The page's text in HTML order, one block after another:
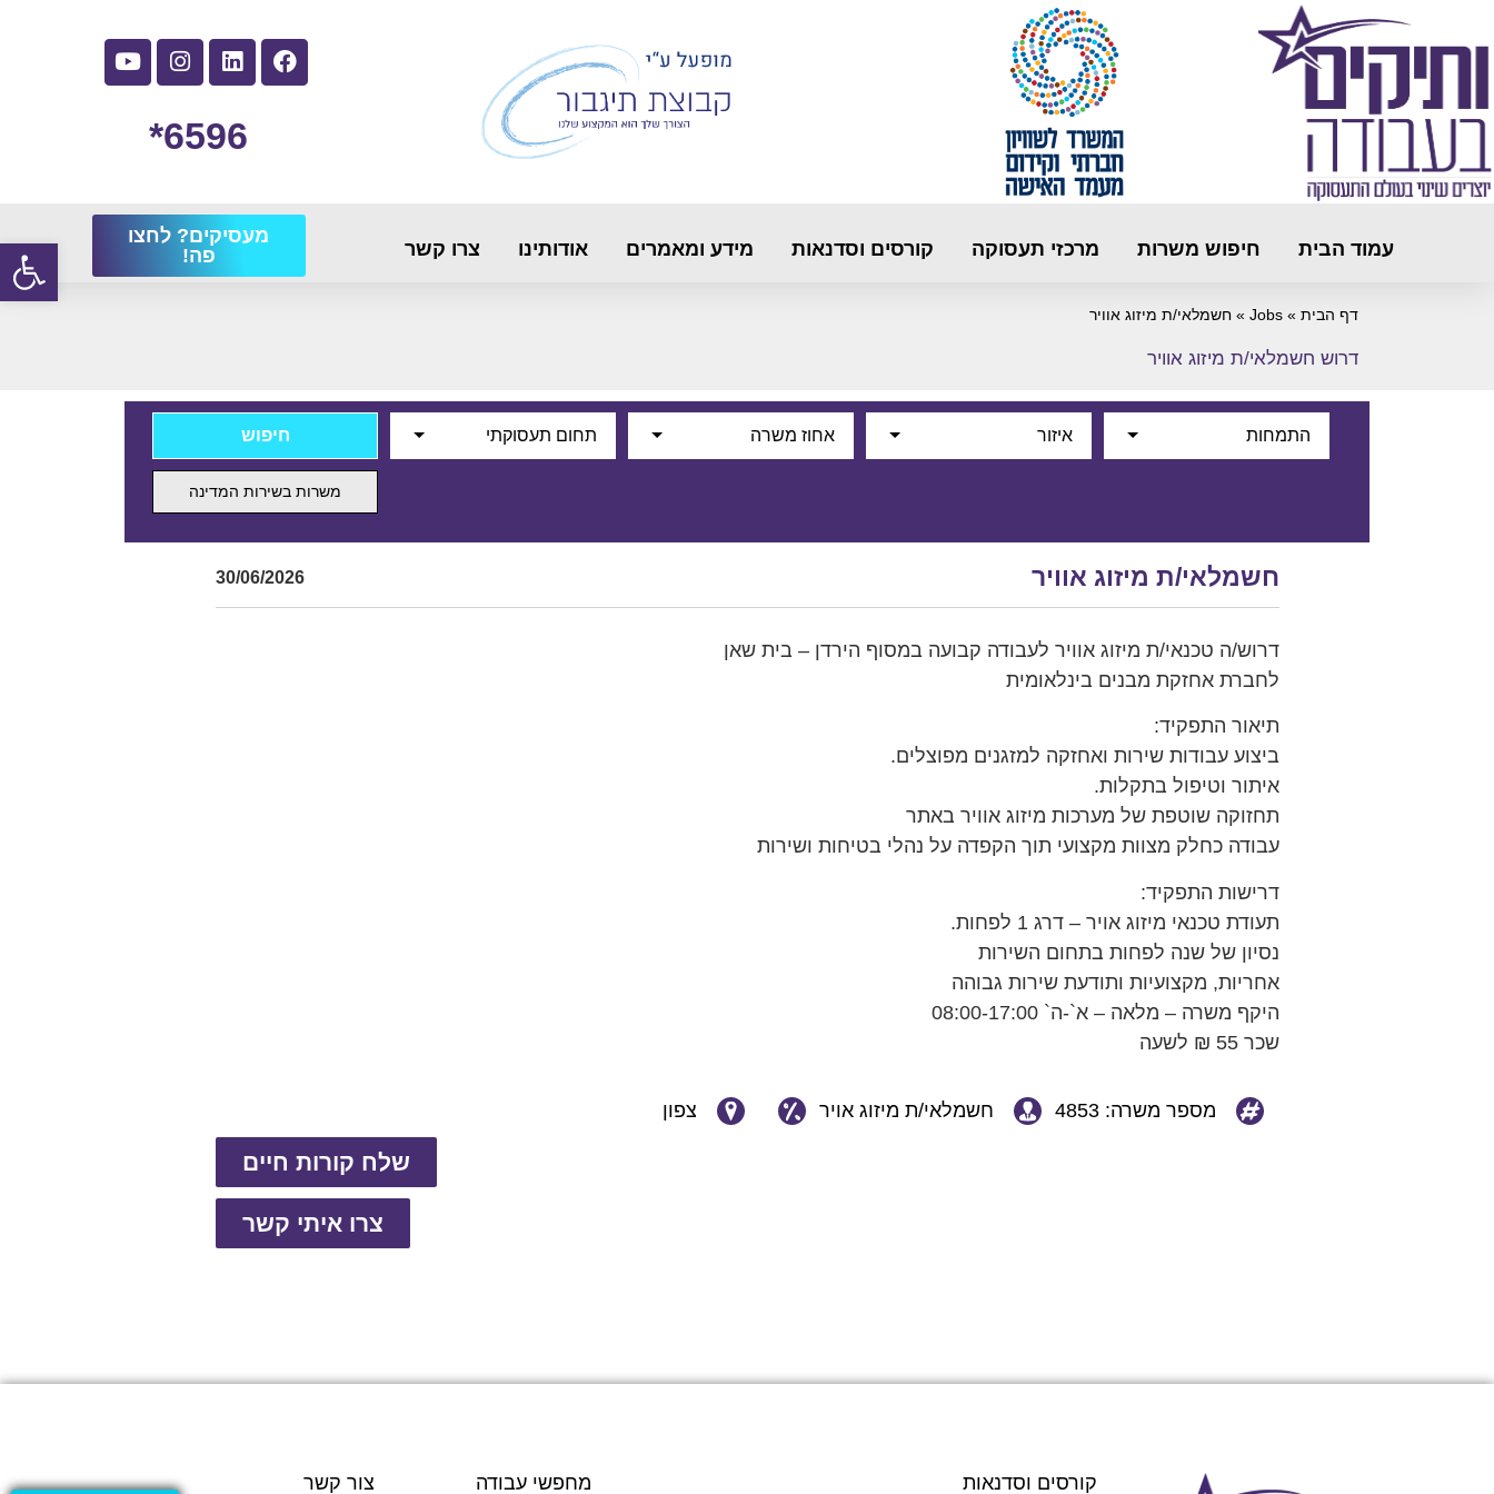
6596*
עמוד הבית חיפוש משרות מרכזי תעסוקה קורסים וסדנאות מידע ומאמרים אודותינו צרו קשר
מעסיקים? לחצו
פה!
דף הבית »
Jobs
» חשמלאי/ת מיזוג אוויר
דרוש חשמלאי/ת מיזוג אוויר
התמחות איזור אחוז משרה תחום תעסוקתי
משרות בשירות המדינה
חשמלאי/ת מיזוג אוויר 30/06/2026
דרוש/ה טכנאי/ת מיזוג אוויר לעבודה קבועה במסוף הירדן – בית שאן
לחברת אחזקת מבנים בינלאומית
תיאור התפקיד:
ביצוע עבודות שירות ואחזקה למזגנים מפוצלים.
איתור וטיפול בתקלות.
תחזוקה שוטפת של מערכות מיזוג אוויר באתר
עבודה כחלק מצוות מקצועי תוך הקפדה על נהלי בטיחות ושירות
דרישות התפקיד:
תעודת טכנאי מיזוג אויר – דרג 1 לפחות.
נסיון של שנה לפחות בתחום השירות
אחריות, מקצועיות ותודעת שירות גבוהה
היקף משרה – מלאה – א`-ה` 08:00-17:00
שכר 55 ₪ לשעה
מספר משרה: 4853 חשמלאי/ת מיזוג אויר צפון
שלח קורות חיים
צרו איתי קשר
קורסים וסדנאות מחפשי עבודה צור קשר